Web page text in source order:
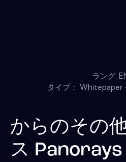
ラング:
タイプ： Whitepaper
からのその
ス Panorays